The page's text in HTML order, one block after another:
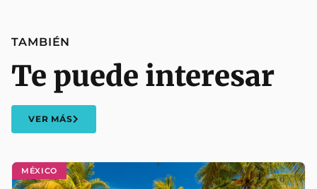
MÉXICO
TAMBIÉN
Te puede interesar
VER MÁS